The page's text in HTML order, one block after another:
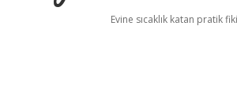
Evine sıcaklık katan pratik